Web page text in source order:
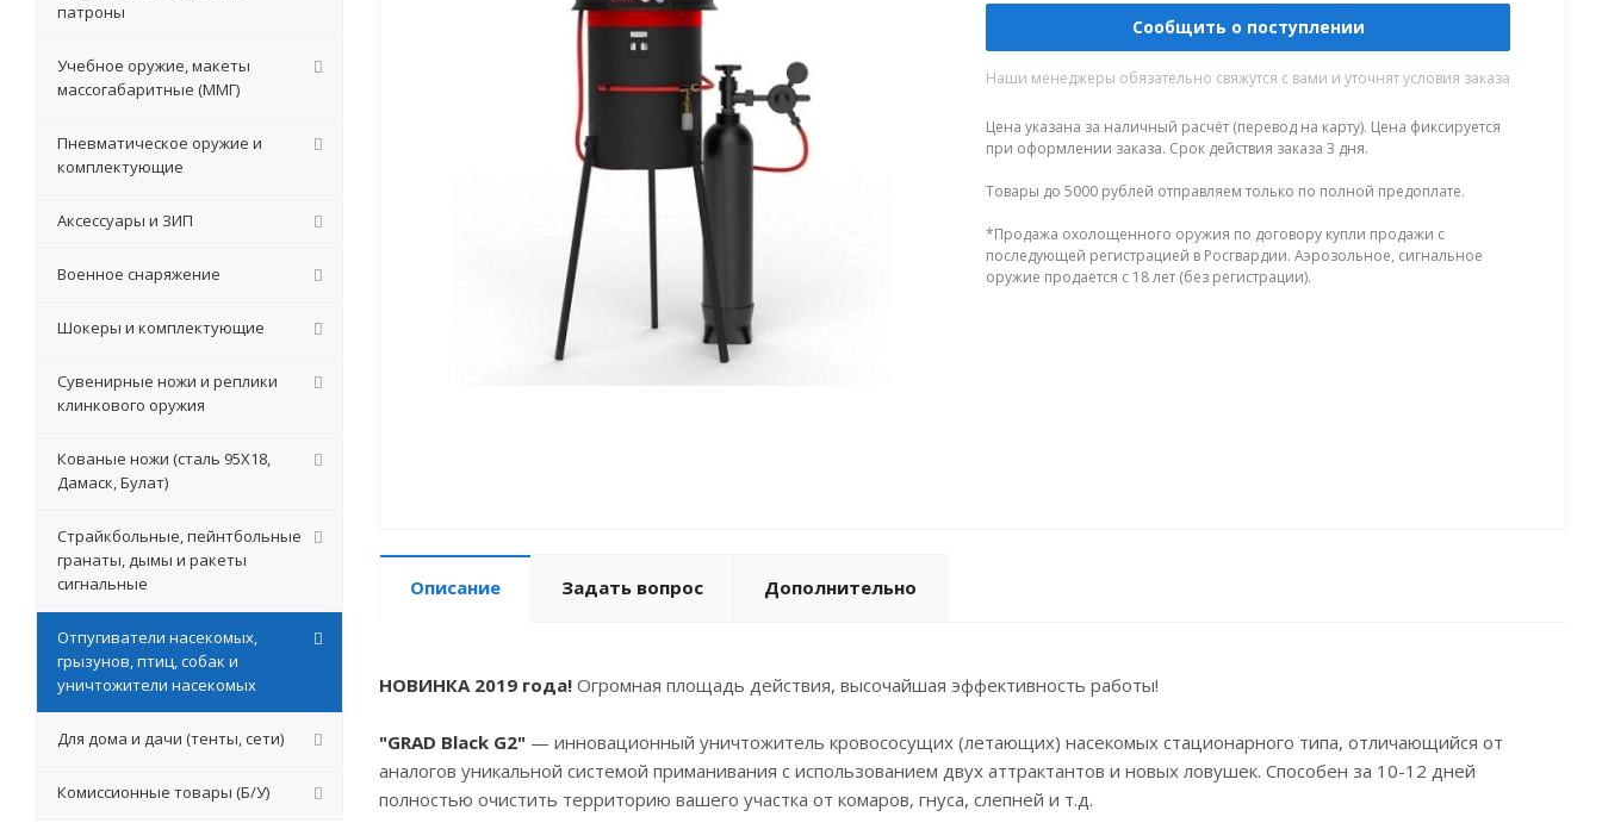
Сообщить о поступлении
Наши менеджеры обязательно свяжутся с вами и уточнят условия заказа
Цена указана за наличный расчёт (перевод на карту). Цена фиксируется
при оформлении заказа. Срок действия заказа 3 дня.
Товары до 5000 рублей отправляем только по полной предоплате.
*Продажа охолощенного оружия по договору купли продажи с
последующей регистрацией в Росгвардии. Аэрозольное, сигнальное
оружие продается с 18 лет (без регистрации).
Описание Задать вопрос Дополнительно
НОВИНКА 2019 года! Огромная площадь действия, высочайшая эффективность работы!
"GRAD Black G2" — инновационный уничтожитель кровососущих (летающих) насекомых стационарного типа, отличающийся от
аналогов уникальной системой приманивания с использованием двух аттрактантов и новых ловушек. Способен за 10-12 дней
полностью очистить территорию вашего участка от комаров, гнуса, слепней и т.д.
патроны
Учебное оружие, макеты
массогабаритные (ММГ)
Пневматическое оружие и
комплектующие
Аксессуары и ЗИП
Военное снаряжение
Шокеры и комплектующие
Сувенирные ножи и реплики
клинкового оружия
Кованые ножи (сталь 95Х18,
Дамаск, Булат)
Страйкбольные, пейнтбольные
гранаты, дымы и ракеты
сигнальные
Отпугиватели насекомых,
грызунов, птиц, собак и
уничтожители насекомых
Для дома и дачи (тенты, сети)
Комиссионные товары (Б/У)